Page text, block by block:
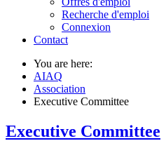
Recherche d'emploi
Connexion
Contact
You are here:
AIAQ
Association
Executive Committee
Executive Committee